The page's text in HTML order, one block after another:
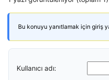
Bu konuyu yanıtlamak için giriş
Kullanıcı adı: